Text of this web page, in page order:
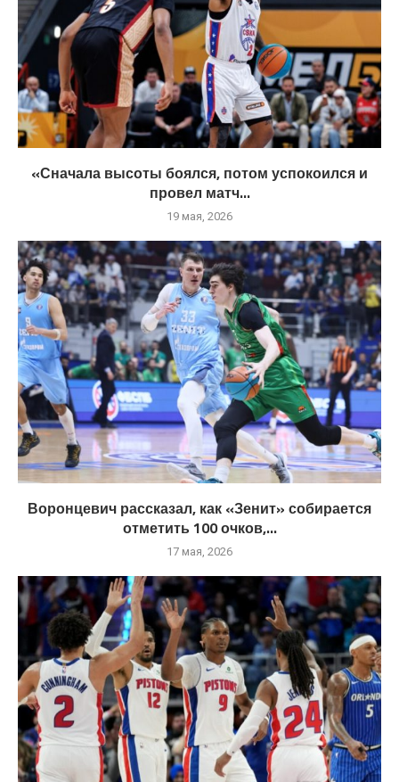
«Сначала высоты боялся, потом успокоился и
провел матч...
19 мая, 2026
Воронцевич рассказал, как «Зенит» собирается
отметить 100 очков,...
17 мая, 2026